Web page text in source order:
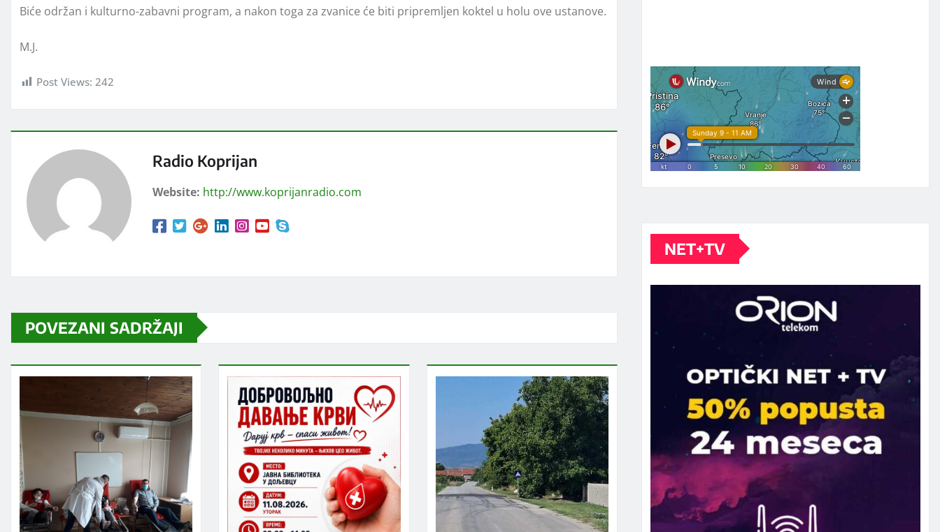
Biće održan i kulturno-zabavni program, a nakon toga za zvanice će biti pripremljen koktel u holu ove ustanove.
M.J.
Post Views: 242
Radio Koprijan
Website: http://www.koprijanradio.com
POVEZANI SADRŽAJI
NET+TV